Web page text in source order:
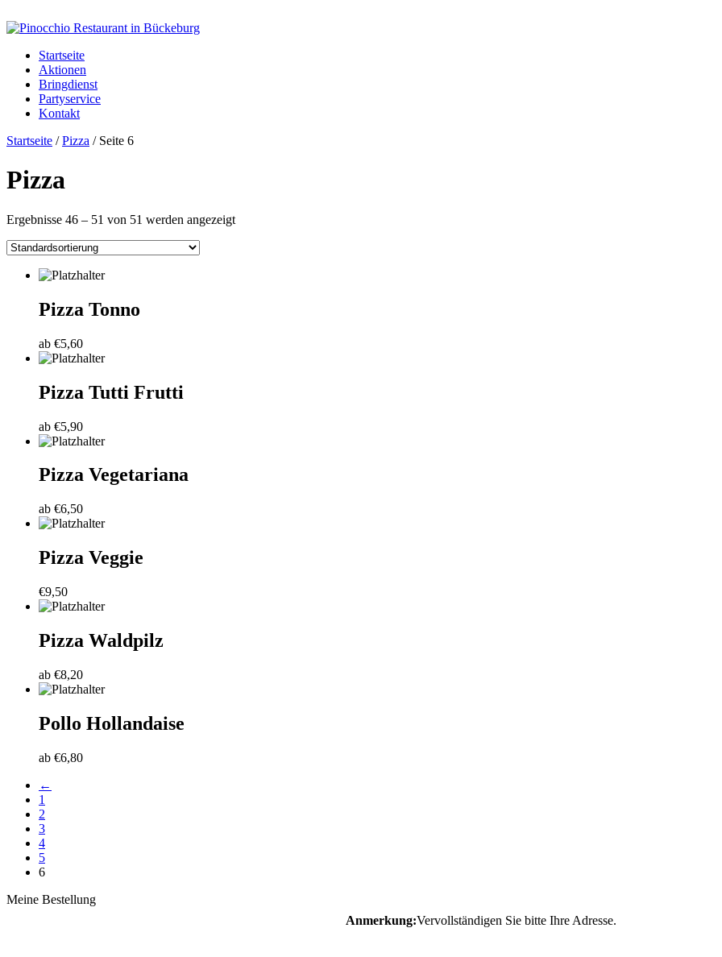
Startseite
Aktionen
Bringdienst
Partyservice
Kontakt
Startseite /Pizza / Seite 6
Pizza
Ergebnisse 46 – 51 von 51 werden angezeigt
Pizza Tonno
ab €5,60
Pizza Tutti Frutti
ab €5,90
Pizza Vegetariana
ab €6,50
Pizza Veggie
€9,50
Pizza Waldpilz
ab €8,20
Pollo Hollandaise
ab €6,80
←
1
2
3
4
5
6
Meine Bestellung
Anmerkung:Vervollständigen Sie bitte Ihre Adresse.